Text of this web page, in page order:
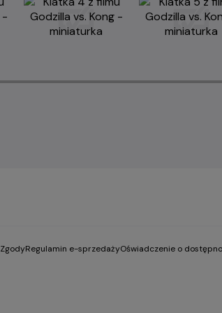
ZgodyRegulamin e-sprzedażyOświadczenie o